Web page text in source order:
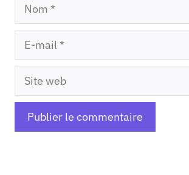
Site